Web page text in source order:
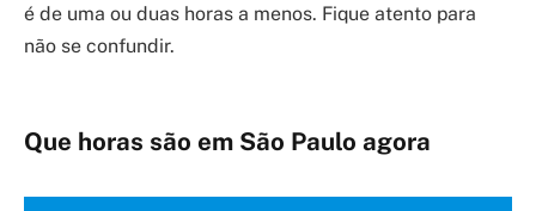
é de uma ou duas horas a menos. Fique atento para
não se confundir.
Que horas são em São Paulo agora